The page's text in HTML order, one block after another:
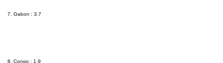
7. Gabon : 3.7
8. Congo : 1.9